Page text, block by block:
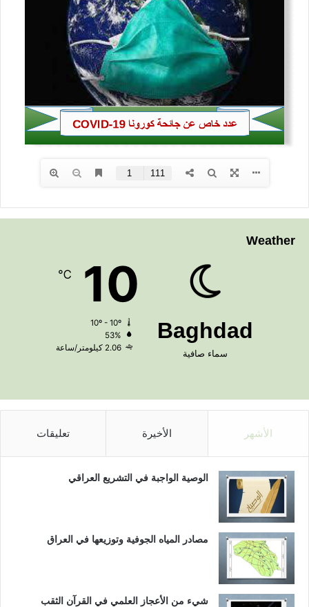
Weather
Baghdad
سماء صافية
10
℃
53%
2.06 كيلومتر/ساعة
الأشهر الأخيرة تعليقات
الوصية الواجبة في التشريع العراقي
مصادر المياه الجوفية وتوزيعها في العراق
شيء من الأعجاز العلمي في القرآن الثقب